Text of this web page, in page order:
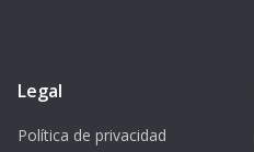
Legal
Política de privacidad